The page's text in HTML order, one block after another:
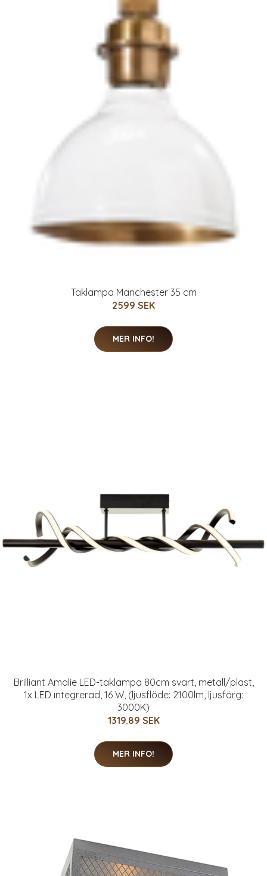
Taklampa Manchester 35 cm
2599 SEK
MER INFO!
Brilliant Amalie LED-taklampa 80cm svart, metall/plast,
1x LED integrerad, 16 W, (ljusflöde: 2100lm, ljusfärg:
3000K)
1319.89 SEK
MER INFO!